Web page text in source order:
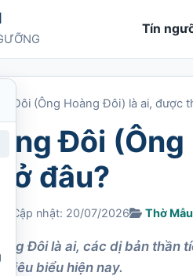
Tín
Đôi (Ông Hoàng Đôi) là ai, được
Đôi
ở đâu?
Cập nhật: 20/07/2026 Thờ
Đôi là ai, các dị bản thần
tiêu biểu hiện nay.